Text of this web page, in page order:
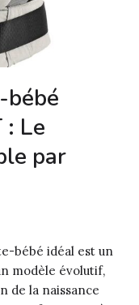
Le
par
bébé idéal est un
modèle évolutif,
de la naissance